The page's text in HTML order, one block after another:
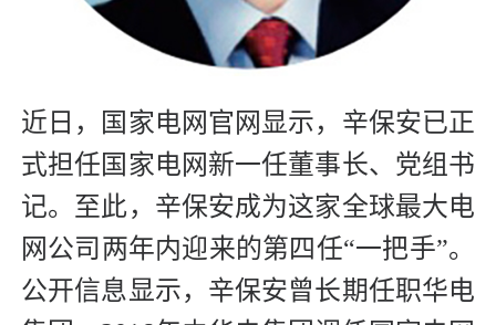
近日，国家电网官网显示，辛保安已正
式担任国家电网新一任董事长、党组书
记。至此，辛保安成为这家全球最大电
网公司两年内迎来的第四任“一把手”。
公开信息显示，辛保安曾长期任职华电